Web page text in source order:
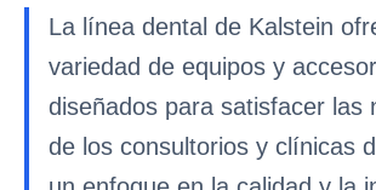
La línea dental de Kalstein
variedad de equipos y
diseñados para satisfacer las
de los consultorios y clínicas